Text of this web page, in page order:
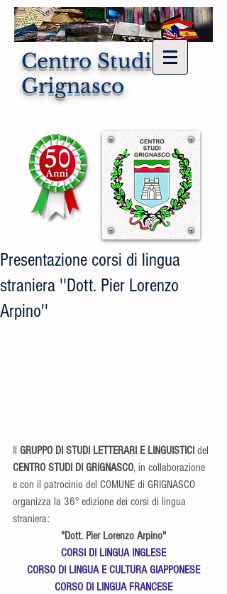
Centro Studi di
Grignasco
Presentazione corsi di lingua
straniera ''Dott. Pier Lorenzo
Arpino''
Il GRUPPO DI STUDI LETTERARI E LINGUISTICI del
CENTRO STUDI DI GRIGNASCO, in collaborazione
e con il patrocinio del COMUNE di GRIGNASCO
organizza la 36° edizione dei corsi di lingua
straniera:
"Dott. Pier Lorenzo Arpino"
CORSI DI LINGUA INGLESE
CORSO DI LINGUA E CULTURA GIAPPONESE
CORSO DI LINGUA FRANCESE